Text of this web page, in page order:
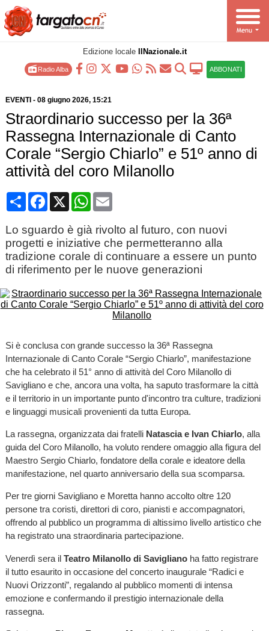
Edizione locale IlNazionale.it
Radio Alba ABBONATI
EVENTI - 08 giugno 2026, 15:21
Straordinario successo per la 36ª
Rassegna Internazionale di Canto
Corale “Sergio Chiarlo” e 51º anno di
attività del coro Milanollo
CondividiFacebook
X WhatsApp
Email
Lo sguardo è già rivolto al futuro, con nuovi
progetti e iniziative che permetteranno alla
tradizione corale di continuare a essere un punto
di riferimento per le nuove generazioni
Si è conclusa con grande successo la 36ª Rassegna
Internazionale di Canto Corale “Sergio Chiarlo”, manifestazione
che ha celebrato il 51° anno di attività del Coro Milanollo di
Savigliano e che, ancora una volta, ha saputo trasformare la città
e il territorio in un importante punto d'incontro tra culture, tradizioni
e linguaggi musicali provenienti da tutta Europa.
La rassegna, organizzata dai fratelli Natascia e Ivan Chiarlo, alla
guida del Coro Milanollo, ha voluto rendere omaggio alla figura del
Maestro Sergio Chiarlo, fondatore della corale e ideatore della
manifestazione, nel quarto anniversario della sua scomparsa.
Per tre giorni Savigliano e Moretta hanno accolto oltre 120
persone tra coristi, direttori di coro, pianisti e accompagnatori,
offrendo al pubblico un programma di altissimo livello artistico che
ha registrato una straordinaria partecipazione.
Venerdì sera il Teatro Milanollo di Saviglianoha fatto registrare
il tutto esaurito in occasione del concerto inaugurale “Radici e
Nuovi Orizzonti”, regalando al pubblico momenti di intensa
emozione e confermando il prestigio internazionale della
rassegna.